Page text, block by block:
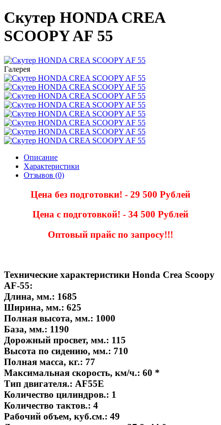
Скутер HONDA CREA
SCOOPY AF 55
Галерея
Описание
Характеристики
Отзывов (0)
Цена без подготовки! - 29 500 Рублей
Цена с подготовкой! - 34 500 Рублей
Оптовый прайс по запросу!!!
Технические характеристики Honda Crea Scoopy
AF-55:
Длина, мм.: 1685
Ширина, мм.: 625
Полная высота, мм.: 1000
База, мм.: 1190
Дорожный просвет, мм.: 115
Высота по сидению, мм.: 710
Полная масса, кг.: 77
Максимальная скорость, км/ч.: 60 *
Тип двигателя.: AF55E
Количество цилиндров.: 1
Количество тактов.: 4
Рабочий объем, куб.см.: 49